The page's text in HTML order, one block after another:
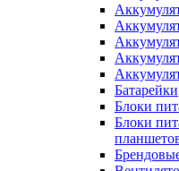
Батарейки
Блоки
Блоки